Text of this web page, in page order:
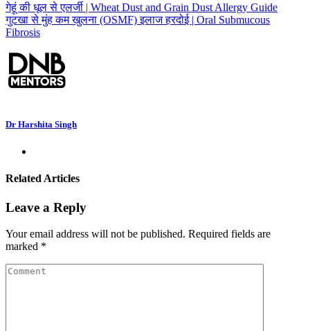
गेहूं की धूल से एलर्जी | Wheat Dust and Grain Dust Allergy Guide
गुटखा से मुंह कम खुलना (OSMF) इलाज हरदोई | Oral Submucous
Fibrosis
Dr Harshita Singh
Related Articles
Leave a Reply
Your email address will not be published. Required fields are
marked *